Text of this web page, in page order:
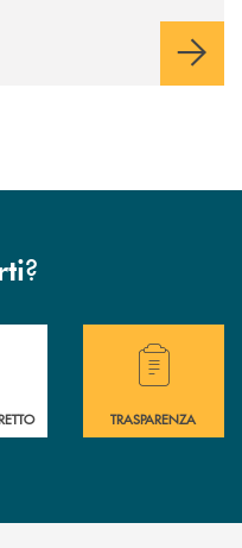
?
di assistenza immediata ?
Hai bisogno di
TRASPARENZA